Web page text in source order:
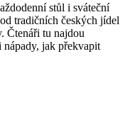
stůl i sváteční
tradičních českých jídel
Čtenáři tu najdou
nápady, jak překvapit